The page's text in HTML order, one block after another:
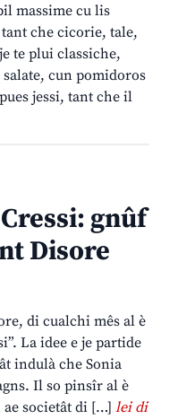
massime cu lis
che cicorie, tale,
te plui classiche,
cun pomidoros
jessi, tant che il
Cressi: gnûf
Disore
di cualchi mês al è
La idee e je partide
indulà che Sonia
Il so pinsîr al è
ae societât di […] lei di